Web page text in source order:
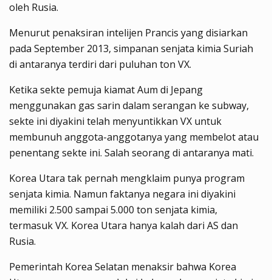
oleh Rusia.
Menurut penaksiran intelijen Prancis yang disiarkan
pada September 2013, simpanan senjata kimia Suriah
di antaranya terdiri dari puluhan ton VX.
Ketika sekte pemuja kiamat Aum di Jepang
menggunakan gas sarin dalam serangan ke subway,
sekte ini diyakini telah menyuntikkan VX untuk
membunuh anggota-anggotanya yang membelot atau
penentang sekte ini. Salah seorang di antaranya mati.
Korea Utara tak pernah mengklaim punya program
senjata kimia. Namun faktanya negara ini diyakini
memiliki 2.500 sampai 5.000 ton senjata kimia,
termasuk VX. Korea Utara hanya kalah dari AS dan
Rusia.
Pemerintah Korea Selatan menaksir bahwa Korea